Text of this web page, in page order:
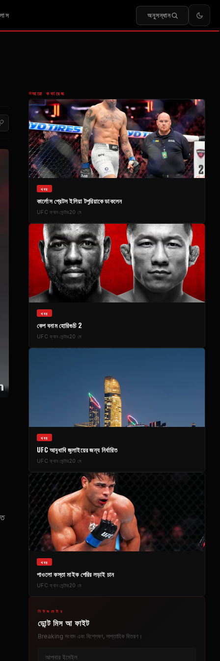
অনুসন্ধান
আরো কভারেজ
খবর
কার্লোস প্রেটস ইলিয়া টপুরিয়াকে ডাকলেন
UFC ফ্যান সেন্টার20 মে
খবর
কেপ বনাম হোরিগুচি 2
UFC ফ্যান সেন্টার20 মে
খবর
UFC আবুধাবি জুলাইয়ের জন্য নির্ধারিত
UFC ফ্যান সেন্টার20 মে
খবর
পাওলো কস্তা মাইক পেরির লড়াই চান
UFC ফ্যান সেন্টার20 মে
নিউজলেটার
ডোন্ট মিস আ ফাইট
Breaking সংবাদ এবং বিশ্লেষণ, সাপ্তাহিক বিতরণ।